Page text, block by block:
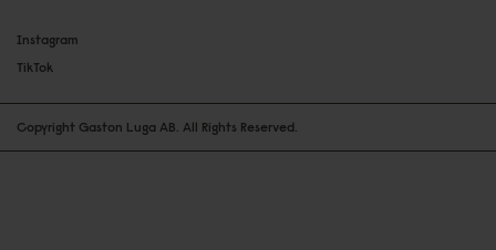
Instagram
TikTok
Copyright Gaston Luga AB. All Rights Reserved.